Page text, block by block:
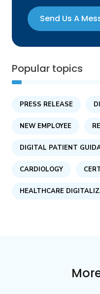
Send Us A
Popular topics
PRESS RELEASE
NEW EMPLOYEE
DIGITAL PATIENT
CARDIOLOGY
HEALTHCARE